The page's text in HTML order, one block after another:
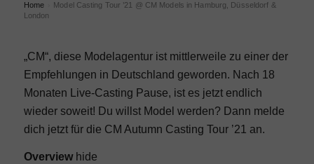
Home
Model Casting Tour ’21 @ CM Models in Hamburg, Düsseldorf &
London
„CM“, diese Modelagentur ist mittlerweile zu einer der
Empfehlungen in Deutschland geworden. Nach 18
Monaten Live-Casting Pause, ist es jetzt endlich
wieder soweit! Du willst Model werden? Dann melde
dich jetzt für die CM Autumn Casting Tour ’21 an.
Overview hide